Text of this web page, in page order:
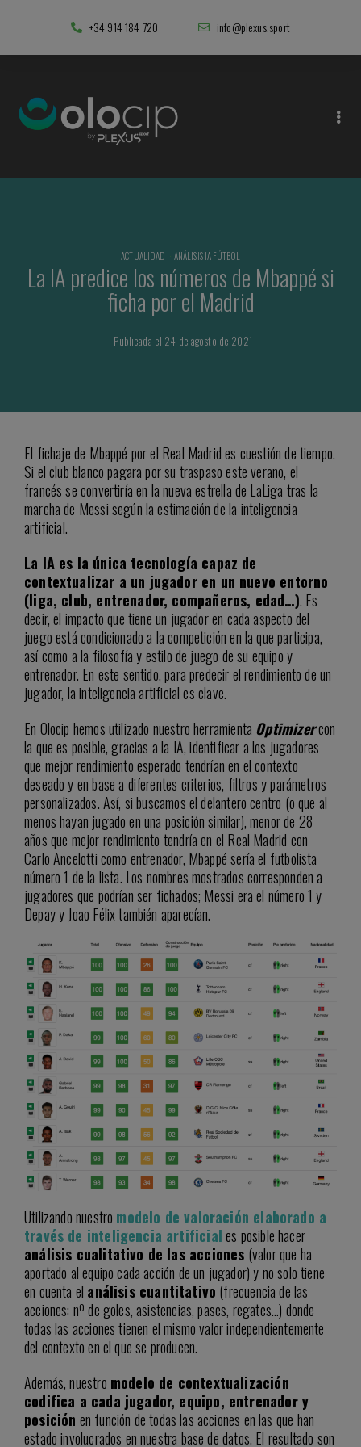
+34 914 184 720 info@plexus.sport
ACTUALIDAD ANÁLISIS IA FÚTBOL
La IA predice los números de Mbappé si
ficha por el Madrid
Publicada el 24 de agosto de 2021
El fichaje de Mbappé por el Real Madrid es cuestión de tiempo.
Si el club blanco pagara por su traspaso este verano, el
francés se convertiría en la nueva estrella de LaLiga tras la
marcha de Messi según la estimación de la inteligencia
artificial.
La IA es la única tecnología capaz de
contextualizar a un jugador en un nuevo entorno
(liga, club, entrenador, compañeros, edad…). Es
decir, el impacto que tiene un jugador en cada aspecto del
juego está condicionado a la competición en la que participa,
así como a la filosofía y estilo de juego de su equipo y
entrenador. En este sentido, para predecir el rendimiento de un
jugador, la inteligencia artificial es clave.
En Olocip hemos utilizado nuestro herramienta Optimizercon
la que es posible, gracias a la IA, identificar a los jugadores
que mejor rendimiento esperado tendrían en el contexto
deseado y en base a diferentes criterios, filtros y parámetros
personalizados. Así, si buscamos el delantero centro (o que al
menos hayan jugado en una posición similar), menor de 28
años que mejor rendimiento tendría en el Real Madrid con
Carlo Ancelotti como entrenador, Mbappé sería el futbolista
número 1 de la lista. Los nombres mostrados corresponden a
jugadores que podrían ser fichados; Messi era el número 1 y
Depay y Joao Félix también aparecían.
Utilizando nuestro modelo de valoración elaborado a
través de inteligencia artificiales posible hacer
análisis cualitativo de las acciones (valor que ha
aportado al equipo cada acción de un jugador) y no solo tiene
en cuenta el análisis cuantitativo (frecuencia de las
acciones: nº de goles, asistencias, pases, regates…) donde
todas las acciones tienen el mismo valor independientemente
del contexto en el que se producen.
Además, nuestro modelo de contextualización
codifica a cada jugador, equipo, entrenador y
posición en función de todas las acciones en las que han
estado involucrados en nuestra base de datos. El resultado son